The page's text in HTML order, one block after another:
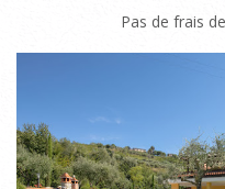
Pas de frais